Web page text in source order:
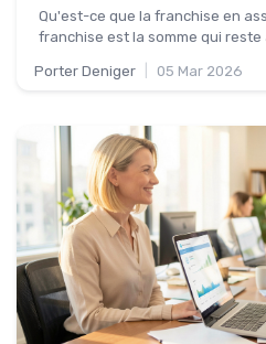
Qu'est-ce que la franchise en
franchise est la somme qui reste
Porter Deniger 05 Mar 2026